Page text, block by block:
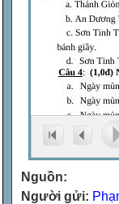
Nguồn:
Người gửi: